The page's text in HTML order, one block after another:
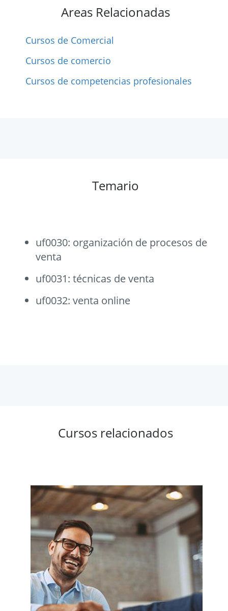
Areas Relacionadas
Cursos de Comercial
Cursos de comercio
Cursos de competencias profesionales
Temario
uf0030: organización de procesos de
venta
uf0031: técnicas de venta
uf0032: venta online
Cursos relacionados